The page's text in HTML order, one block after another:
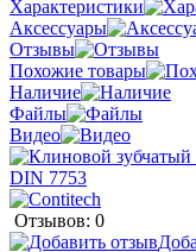
Характеристики
Аксессуары
Отзывы
Похожие товары
Наличие
Файлы
Видео
Отзывов: 0